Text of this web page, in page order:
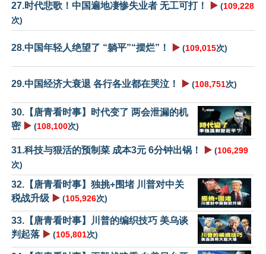
27.时代悲歌！中国遍地凄惨失业者 无工可打！ ▶️ (109,228
次)
28.中国年轻人绝望了 “躺平”“摆烂”！ ▶️ (109,015次)
29.中国经济大衰退 各行各业都在哭泣！ ▶️ (108,751次)
30.【唐青看时事】时代变了 两会泄漏的机
密 ▶️ (108,100次)
31.科技与狠活的预制菜 成本3元 6分钟出锅！ ▶️ (106,299
次)
32.【唐青看时事】独挑+围堵 川普对中关
税战升级 ▶️ (105,926次)
33.【唐青看时事】川普的编织技巧 美乌谈
判起落 ▶️ (105,801次)